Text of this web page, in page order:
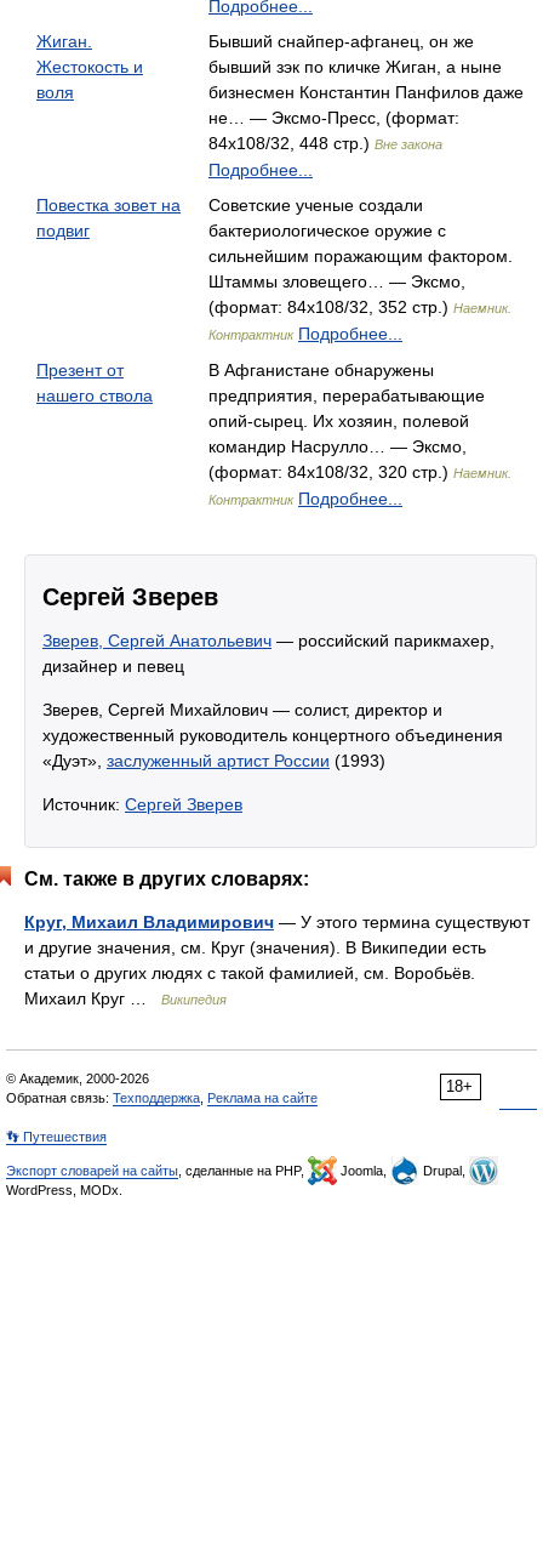
Подробнее...
Жиган.
Жестокость и
воля
Бывший снайпер-афганец, он же
бывший зэк по кличке Жиган, а ныне
бизнесмен Константин Панфилов даже
не… — Эксмо-Пресс, (формат:
84x108/32, 448 стр.) Вне закона
Подробнее...
Повестка зовет на
подвиг
Советские ученые создали
бактериологическое оружие с
сильнейшим поражающим фактором.
Штаммы зловещего… — Эксмо,
(формат: 84x108/32, 352 стр.) Наемник.
Контрактник Подробнее...
Презент от
нашего ствола
В Афганистане обнаружены
предприятия, перерабатывающие
опий-сырец. Их хозяин, полевой
командир Насрулло… — Эксмо,
(формат: 84x108/32, 320 стр.) Наемник.
Контрактник Подробнее...
Сергей Зверев
Зверев, Сергей Анатольевич — российский парикмахер,
дизайнер и певец
Зверев, Сергей Михайлович — солист, директор и
художественный руководитель концертного объединения
«Дуэт», заслуженный артист России (1993)
Источник: Сергей Зверев
См. также в других словарях:
Круг, Михаил Владимирович — У этого термина существуют
и другие значения, см. Круг (значения). В Википедии есть
статьи о других людях с такой фамилией, см. Воробьёв.
Михаил Круг …
Википедия
18+
© Академик, 2000-2026
Обратная связь: Техподдержка Реклама на сайте
👣 Путешествия
Экспорт словарей на сайты , сделанные на PHP, Joomla,
Drupal,
WordPress, MODx.